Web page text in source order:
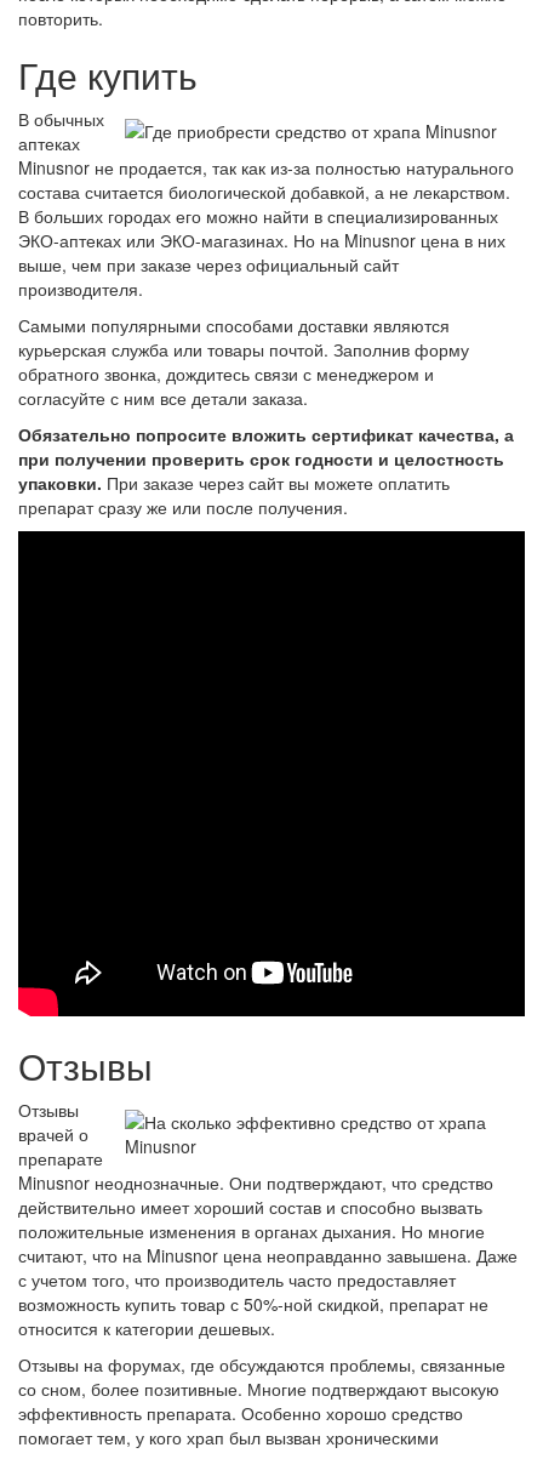
повторить.
Где купить
В обычных
аптеках
Minusnor не продается, так как из-за полностью натурального
состава считается биологической добавкой, а не лекарством.
В больших городах его можно найти в специализированных
ЭКО-аптеках или ЭКО-магазинах. Но на Minusnor цена в них
выше, чем при заказе через официальный сайт
производителя.
Самыми популярными способами доставки являются
курьерская служба или товары почтой. Заполнив форму
обратного звонка, дождитесь связи с менеджером и
согласуйте с ним все детали заказа.
Обязательно попросите вложить сертификат качества, а
при получении проверить срок годности и целостность
упаковки. При заказе через сайт вы можете оплатить
препарат сразу же или после получения.
Отзывы
Отзывы
врачей о
препарате
Minusnor неоднозначные. Они подтверждают, что средство
действительно имеет хороший состав и способно вызвать
положительные изменения в органах дыхания. Но многие
считают, что на Minusnor цена неоправданно завышена. Даже
с учетом того, что производитель часто предоставляет
возможность купить товар с 50%-ной скидкой, препарат не
относится к категории дешевых.
Отзывы на форумах, где обсуждаются проблемы, связанные
со сном, более позитивные. Многие подтверждают высокую
эффективность препарата. Особенно хорошо средство
помогает тем, у кого храп был вызван хроническими